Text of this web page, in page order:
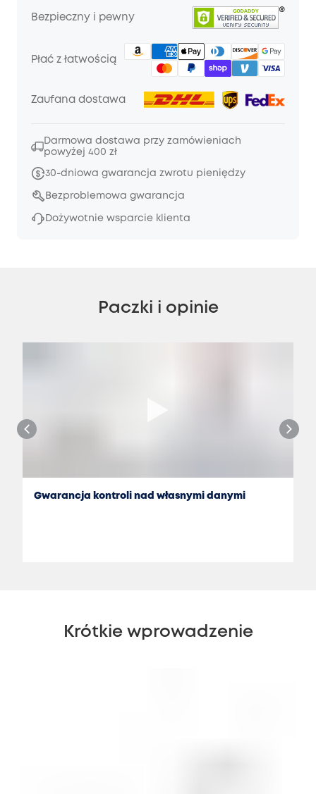
Bezpieczny i pewny
Płać z łatwością
Zaufana dostawa
Darmowa dostawa przy zamówieniach
powyżej 400 zł
30-dniowa gwarancja zwrotu pieniędzy
Bezproblemowa gwarancja
Dożywotnie wsparcie klienta
Paczki i opinie
Gwarancja kontroli nad własnymi danymi
Krótkie wprowadzenie